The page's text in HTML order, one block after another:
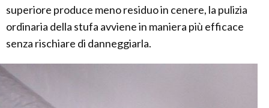
superiore produce meno residuo in cenere, la pulizia
ordinaria della stufa avviene in maniera più efficace
senza rischiare di danneggiarla.